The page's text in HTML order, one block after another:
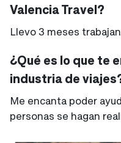
Valencia Travel?
Llevo 3 meses
¿Qué es lo que te
industria de
Me encanta poder
personas se hagan